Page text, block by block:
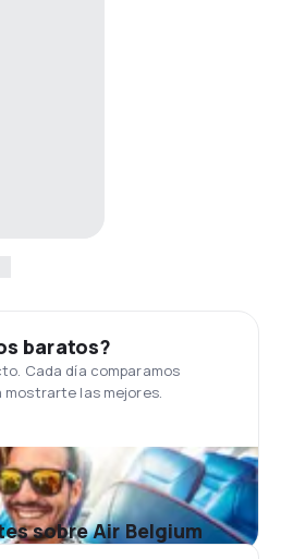
baratos?
Cada día comparamos
las mejores.
sobre Air Belgium